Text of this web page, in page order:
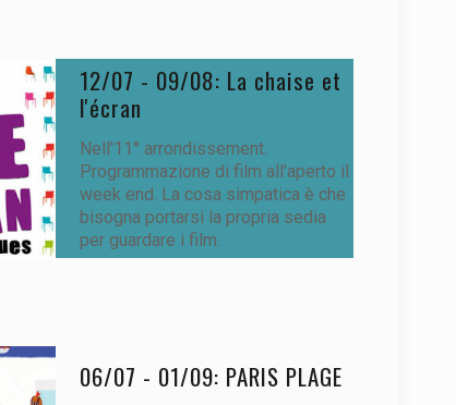
12/07 - 09/08: La chaise et
l'écran
Nell'11° arrondissement.
Programmazione di film all'aperto il
week end. La cosa simpatica è che
bisogna portarsi la propria sedia
per guardare i film.
06/07 - 01/09: PARIS PLAGE